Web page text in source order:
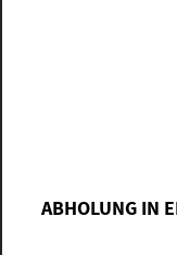
ABHOLUNG IN